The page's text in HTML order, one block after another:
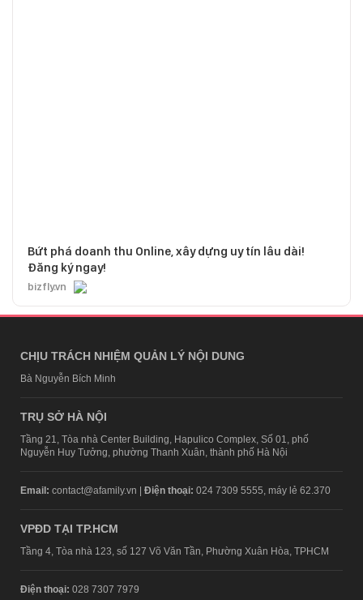
Bứt phá doanh thu Online, xây dựng uy tín lâu dài!
Đăng ký ngay!
bizfly.vn
CHỊU TRÁCH NHIỆM QUẢN LÝ NỘI DUNG
Bà Nguyễn Bích Minh
TRỤ SỞ HÀ NỘI
Tầng 21, Tòa nhà Center Building, Hapulico Complex, Số 01, phố
Nguyễn Huy Tưởng, phường Thanh Xuân, thành phố Hà Nội
Email: contact@afamily.vn | Điện thoại: 024 7309 5555, máy lẻ 62.370
VPĐD TẠI TP.HCM
Tầng 4, Tòa nhà 123, số 127 Võ Văn Tần, Phường Xuân Hòa, TPHCM
Điện thoại: 028 7307 7979